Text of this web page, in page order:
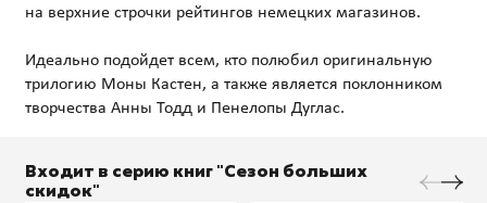
на верхние строчки рейтингов немецких магазинов.
Идеально подойдет всем, кто полюбил оригинальную
трилогию Моны Кастен, а также является поклонником
Входит в серию книг "Сезон больших
скидок"